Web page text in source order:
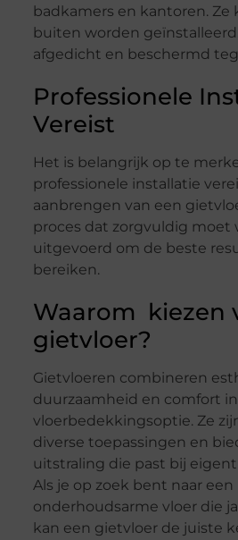
badkamers en kantoren. Ze
buiten worden
afgedicht en beschermd
Professionele
Vereist
Het is belangrijk op te
professionele installatie
aanbrengen van een
proces dat zorgvuldig moet
uitgevoerd om de beste
bereiken.
Waarom kiezen
gietvloer?
Gietvloeren combineren
duurzaamheid en comfort
vloerbedekkingsoptie. Ze
diverse toepassingen en
uitstraling die past bij
Als je op zoek bent naar een
onderhoudsarme vloer die
kan een gietvloer de juiste